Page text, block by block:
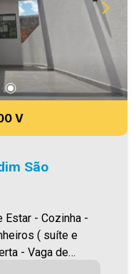
essa
Ativa
V
São
Estar - Cozinha -
( suíte e
- Vaga de